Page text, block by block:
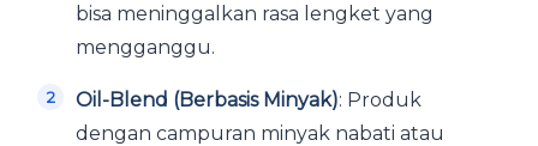
bisa meninggalkan rasa lengket yang
mengganggu.
Oil-Blend (Berbasis Minyak): Produk
dengan campuran minyak nabati atau